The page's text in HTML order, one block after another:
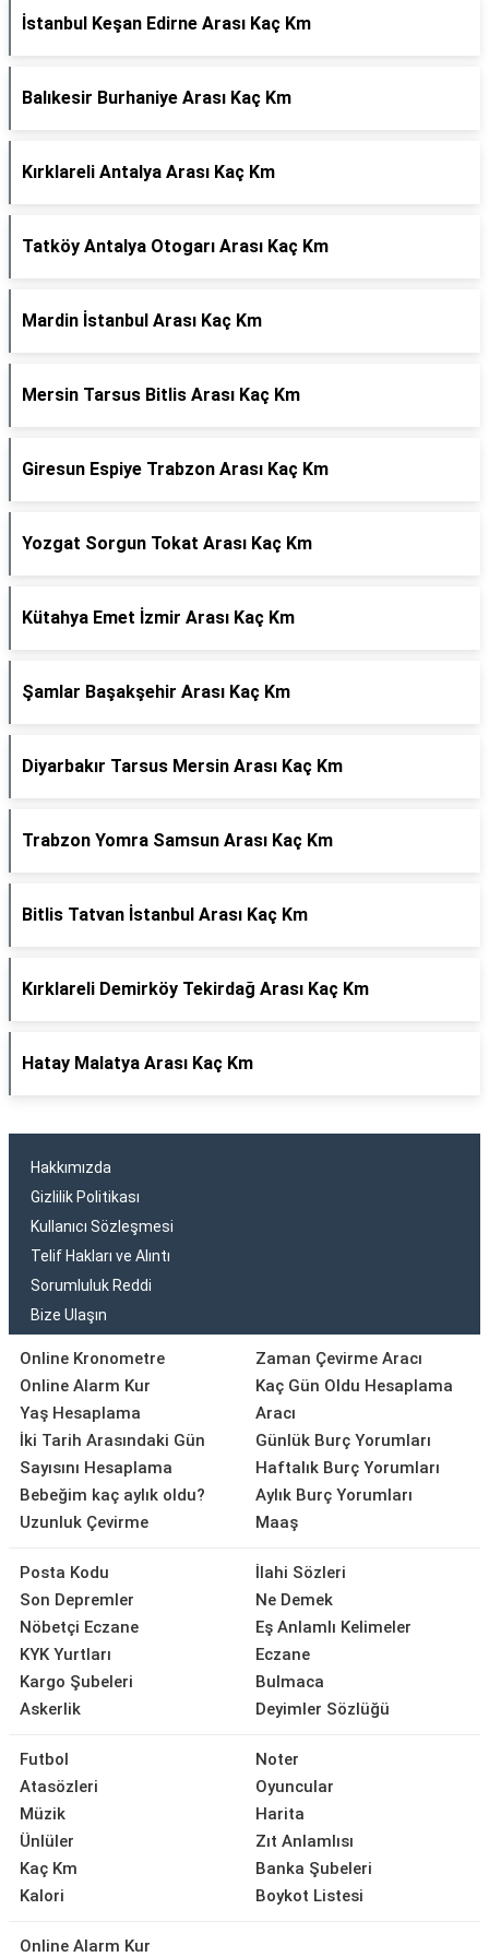
İstanbul Keşan Edirne Arası Kaç Km
Balıkesir Burhaniye Arası Kaç Km
Kırklareli Antalya Arası Kaç Km
Tatköy Antalya Otogarı Arası Kaç Km
Mardin İstanbul Arası Kaç Km
Mersin Tarsus Bitlis Arası Kaç Km
Giresun Espiye Trabzon Arası Kaç Km
Yozgat Sorgun Tokat Arası Kaç Km
Kütahya Emet İzmir Arası Kaç Km
Şamlar Başakşehir Arası Kaç Km
Diyarbakır Tarsus Mersin Arası Kaç Km
Trabzon Yomra Samsun Arası Kaç Km
Bitlis Tatvan İstanbul Arası Kaç Km
Kırklareli Demirköy Tekirdağ Arası Kaç Km
Hatay Malatya Arası Kaç Km
Hakkımızda
Gizlilik Politikası
Kullanıcı Sözleşmesi
Telif Hakları ve Alıntı
Sorumluluk Reddi
Bize Ulaşın
Online Kronometre
Online Alarm Kur
Yaş Hesaplama
İki Tarih Arasındaki Gün
Sayısını Hesaplama
Bebeğim kaç aylık oldu?
Uzunluk Çevirme
Zaman Çevirme Aracı
Kaç Gün Oldu Hesaplama
Aracı
Günlük Burç Yorumları
Haftalık Burç Yorumları
Aylık Burç Yorumları
Maaş
Posta Kodu
Son Depremler
Nöbetçi Eczane
KYK Yurtları
Kargo Şubeleri
Askerlik
İlahi Sözleri
Ne Demek
Eş Anlamlı Kelimeler
Eczane
Bulmaca
Deyimler Sözlüğü
Futbol
Atasözleri
Müzik
Ünlüler
Kaç Km
Kalori
Noter
Oyuncular
Harita
Zıt Anlamlısı
Banka Şubeleri
Boykot Listesi
Online Alarm Kur